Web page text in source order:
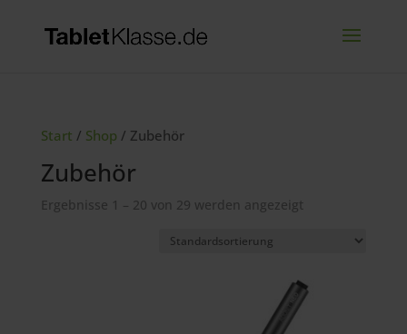
Start / Shop / Zubehör
Zubehör
Ergebnisse 1 – 20 von 29 werden angezeigt